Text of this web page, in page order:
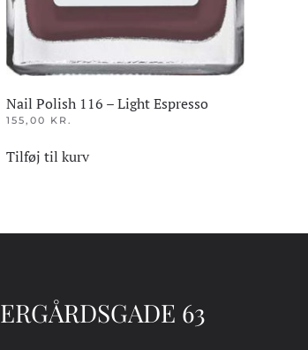
Nail Polish 116 – Light Espresso
155,00 KR.
Tilføj til kurv
63